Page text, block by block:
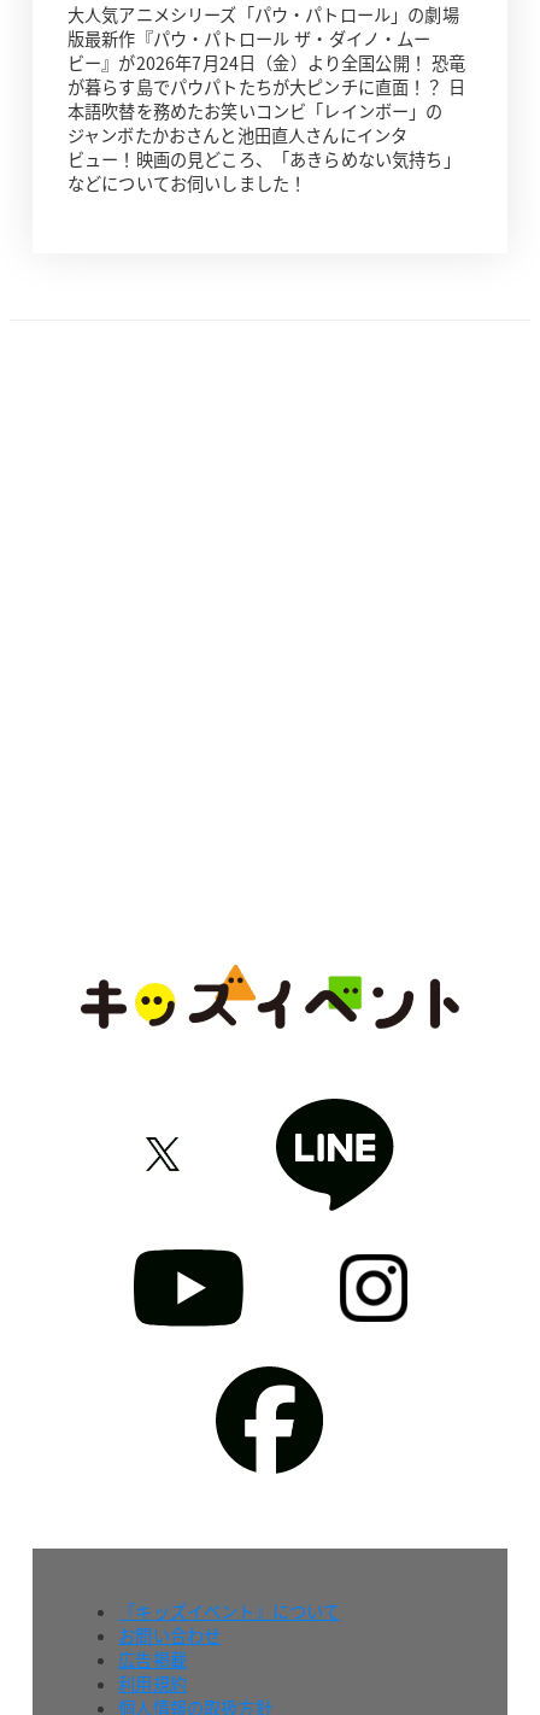
大人気アニメシリーズ「パウ・パトロール」の劇場
版最新作『パウ・パトロール ザ・ダイノ・ムー
ビー』が2026年7月24日（金）より全国公開！ 恐竜
が暮らす島でパウパトたちが大ピンチに直面！？ 日
本語吹替を務めたお笑いコンビ「レインボー」の
ジャンボたかおさんと池田直人さんにインタ
ビュー！映画の見どころ、「あきらめない気持ち」
などについてお伺いしました！
『キッズイベント』について
お問い合わせ
広告掲載
利用規約
個人情報の取扱方針